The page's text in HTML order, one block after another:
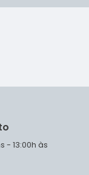
- 13:00h às